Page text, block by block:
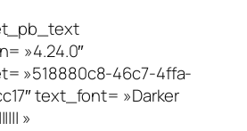
»4.24.0″
»518880c8-46c7-4ffa-
text_font= »Darker
»